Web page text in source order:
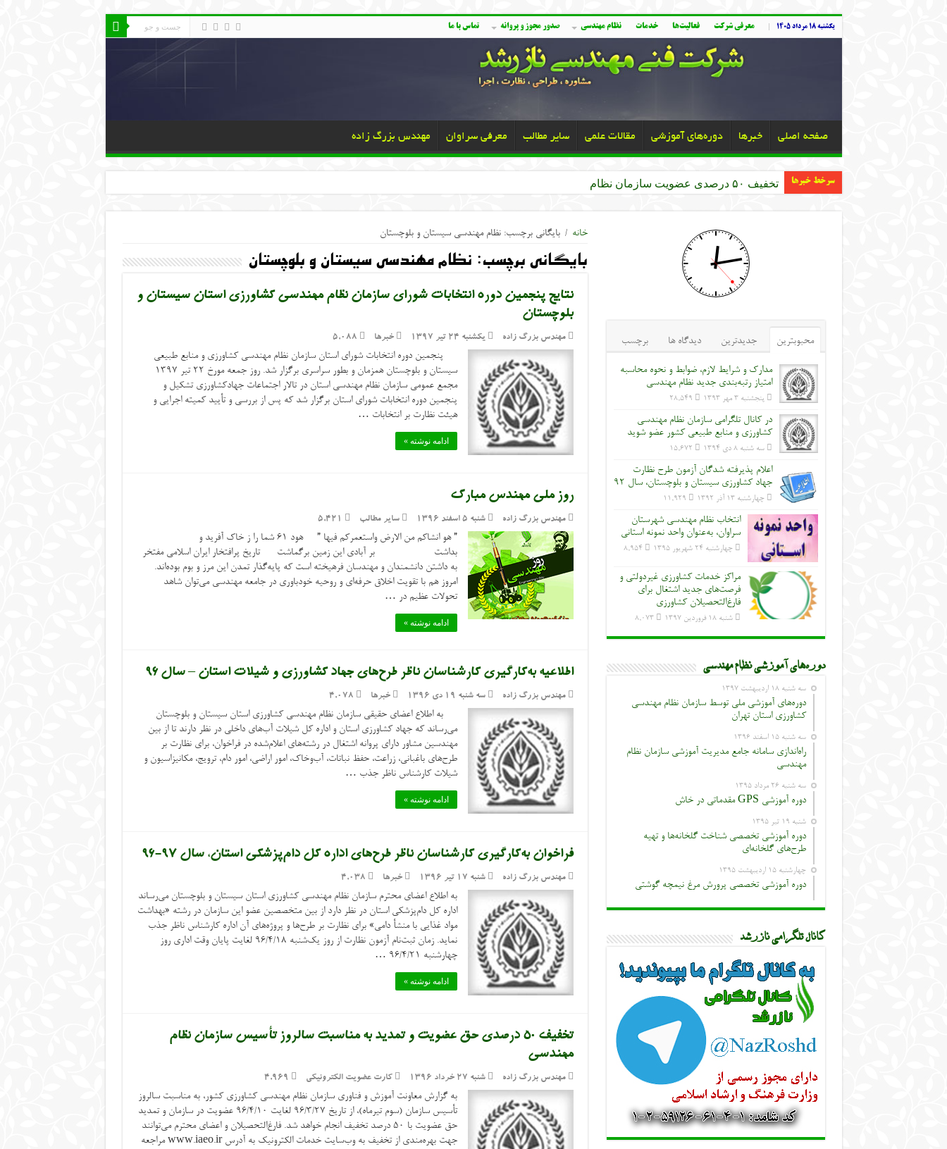
یکشنبه ۱۸ مرداد ۱۴۰۵ معرفی شرکت فعالیت‌ها خدمات نظام مهندسی صدور مجوز و پروانه تماس با ما
صفحه اصلی خبرها دوره‌های آموزشی مقالات علمی سایر مطالب معرفی سراوان مهندس بزرگ زاده
سرخط خبرها تخفیف ۵۰ درصدی عضویت سازمان نظام مهندسی کشاورزی
خانه / بایگانی برچسب: نظام مهندسی سیستان و بلوچستان
بایگانی برچسب: نظام مهندسی سیستان و بلوچستان
نتایج پنجمین دوره انتخابات شورای سازمان نظام مهندسی کشاورزی استان سیستان و
بلوچستان
مهندس بزرگ زاده یکشنبه ۲۴ تیر ۱۳۹۷ خبرها 5,088
پنجمین دوره انتخابات شورای استان سازمان نظام مهندسی کشاورزی و منابع طبیعی
سیستان و بلوچستان همزمان و بطور سراسری برگزار شد. روز جمعه مورخ ۲۲ تیر ۱۳۹۷
مجمع عمومی سازمان نظام مهندسی استان در تالار اجتماعات جهادکشاورزی تشکیل و
پنجمین دوره انتخابات شورای استان برگزار شد که پس از بررسی و تأیید کمیته اجرایی و
هیئت نظارت بر انتخابات …
ادامه نوشته »
روز ملی مهندس مبارک
مهندس بزرگ زاده شنبه ۵ اسفند ۱۳۹۶ سایر مطالب 5,421
” هو انشاکم من الارض واستعمرکم فیها ” هود ۶۱ شما را ز خاک آفرید و
بداشت بر آبادی این زمین برگماشت تاریخ پرافتخار ایران اسلامی مفتخر
به داشتن دانشمندان و مهندسان فرهیخته است که پایه‌گذار تمدن این مرز و بوم بوده‌اند.
امروز هم با تقویت اخلاق حرفه‌ای و روحیه خودباوری در جامعه مهندسی می‌توان شاهد
تحولات عظیم در …
ادامه نوشته »
اطلاعیه به‌کارگیری کارشناسان ناظر طرح‌های جهاد کشاورزی و شیلات استان – سال ۹۶
مهندس بزرگ زاده سه شنبه ۱۹ دی ۱۳۹۶ خبرها 4,078
به اطلاع اعضای حقیقی سازمان نظام مهندسی کشاورزی استان سیستان و بلوچستان
می‌رساند که جهاد کشاورزی استان و اداره کل شیلات آب‌های داخلی در نظر دارند تا از بین
مهندسین مشاور دارای پروانه اشتغال در رشته‌های اعلام‌شده در فراخوان، برای نظارت بر
طرح‌های باغبانی، زراعت، حفظ نباتات، آب‌وخاک، امور اراضی، امور دام، ترویج، مکانیزاسیون و
شیلات کارشناس ناظر جذب …
ادامه نوشته »
فراخوان به‌کارگیری کارشناسان ناظر طرح‌های اداره کل دام‌پزشکی استان، سال ۹۷-۹۶
مهندس بزرگ زاده شنبه ۱۷ تیر ۱۳۹۶ خبرها 4,038
به اطلاع اعضای محترم سازمان نظام مهندسی کشاورزی استان سیستان و بلوچستان می‌رساند
اداره کل دام‌پزشکی استان در نظر دارد از بین متخصصین عضو این سازمان در رشته «بهداشت
مواد غذایی با منشأ دامی» برای نظارت بر طرح‌ها و پروژه‌های آن اداره کارشناس ناظر جذب
نماید. زمان ثبت‌نام آزمون نظارت از روز یک‌شنبه ۹۶/۴/۱۸ لغایت پایان وقت اداری روز
چهارشنبه ۹۶/۴/۲۱ …
ادامه نوشته »
تخفیف ۵۰ درصدی حق عضویت و تمدید به مناسبت سالروز تأسیس سازمان نظام
مهندسی
مهندس بزرگ زاده شنبه ۲۷ خرداد ۱۳۹۶ کارت عضویت الکترونیکی 4,969
به گزارش معاونت آموزش و فناوری سازمان نظام مهندسی کشاورزی کشور، به مناسبت سالروز
تأسیس سازمان (سوم تیرماه)، از تاریخ ۹۶/۳/۲۷ لغایت ۹۶/۴/۱۰ عضویت در سازمان و تمدید
حق عضویت با ۵۰ درصد تخفیف انجام خواهد شد. فارغ‌التحصیلان و اعضای محترم می‌توانند
جهت بهره‌مندی از تخفیف به وب‌سایت خدمات الکترونیک به آدرس www.iaeo.ir مراجعه
محبوبترین جدیدترین دیدگاه ها برچسب
مدارک و شرایط لازم، ضوابط و نحوه محاسبه
امتیاز رتبه‌بندی جدید نظام مهندسی
پنجشنبه ۳ مهر ۱۳۹۳ 28,549
در کانال تلگرامی سازمان نظام مهندسی
کشاورزی و منابع طبیعی کشور عضو شوید
سه شنبه ۸ دی ۱۳۹۴ 15,672
اعلام پذیرفته شدگان آزمون طرح نظارت
جهاد کشاورزی سیستان و بلوچستان، سال 92
چهارشنبه ۱۳ آذر ۱۳۹۲ 11,929
انتخاب نظام مهندسی شهرستان
سراوان، به‌عنوان واحد نمونه استانی
چهارشنبه ۲۴ شهریور ۱۳۹۵ 8,954
مراکز خدمات کشاورزی غیردولتی و
فرصت‌های جدید اشتغال برای
فارغ‌التحصیلان کشاورزی
شنبه ۱۸ فروردین ۱۳۹۷ 8,073
دوره‌های آموزشی نظام مهندسی
سه شنبه ۱۸ اردیبهشت ۱۳۹۷
دوره‌های آموزشی ملی توسط سازمان نظام مهندسی
کشاورزی استان تهران
سه شنبه ۱۵ اسفند ۱۳۹۶
راه‌اندازی سامانه جامع مدیریت آموزشی سازمان نظام
مهندسی
سه شنبه ۲۶ مرداد ۱۳۹۵
دوره آموزشی GPS مقدماتی در خاش
شنبه ۱۹ تیر ۱۳۹۵
دوره آموزشی تخصصی شناخت گلخانه‌ها و تهیه
طرح‌های گلخانه‌ای
چهارشنبه ۱۵ اردیبهشت ۱۳۹۵
دوره آموزشی تخصصی پرورش مرغ نیمچه گوشتی
کانال تلگرامی نازرشد